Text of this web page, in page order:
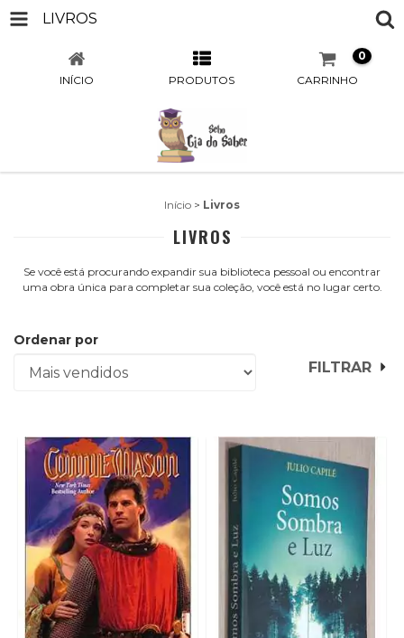
LIVROS
INÍCIO PRODUTOS CARRINHO
0
Início > Livros
LIVROS
Se você está procurando expandir sua biblioteca pessoal ou encontrar
uma obra única para completar sua coleção, você está no lugar certo.
Ordenar por
FILTRAR